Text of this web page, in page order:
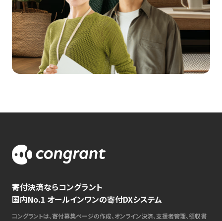
寄付決済ならコングラント
国内No.1 オールインワンの寄付DXシステム
コングラントは、寄付募集ページの作成、オンライン決済、支援者管理、領収書